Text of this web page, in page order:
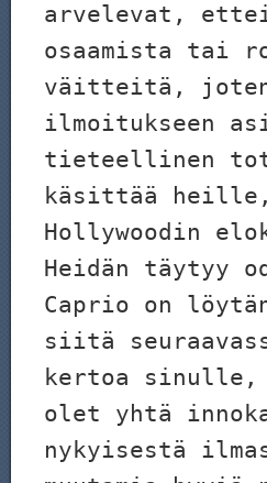
arvelevat,
osaamista tai
väitteitä,
ilmoitukseen
tieteellinen
käsittää
Hollywoodin
Heidän täytyy
Caprio on
siitä
kertoa sinulle,
olet yhtä
nykyisestä